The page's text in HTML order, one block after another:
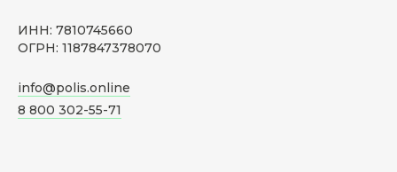
ИНН: 7810745660
ОГРН: 1187847378070
info@polis.online
8 800 302-55-71